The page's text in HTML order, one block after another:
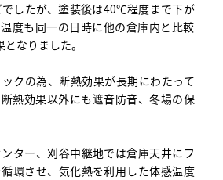
したが、塗装後は40℃程度まで下が
度も同一の日時に他の倉庫内と比較
なりました。
クの為、断熱効果が長期にわたって
熱効果以外にも遮音防音、冬場の保
ター、刈谷中継地では倉庫天井にフ
環させ、気化熱を利用した体感温度